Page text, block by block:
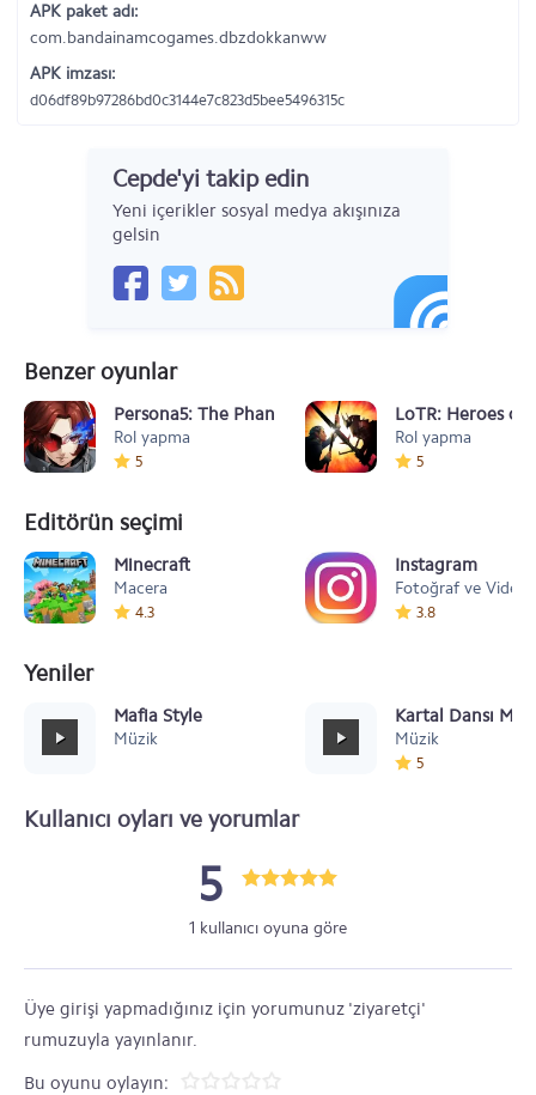
APK paket adı:
com.bandainamcogames.dbzdokkanww
APK imzası:
d06df89b97286bd0c3144e7c823d5bee5496315c
Cepde'yi takip edin
Yeni içerikler sosyal medya akışınıza
gelsin
Benzer oyunlar
Persona5: The Phantom X
Rol yapma
5
LoTR: Heroes
Rol yapma
5
Editörün seçimi
Minecraft
Macera
4.3
Instagram
Fotoğraf ve Video
3.8
Yeniler
Mafia Style
Müzik
Kartal Dansı
Müzik
5
Kullanıcı oyları ve yorumlar
5
1 kullanıcı oyuna göre
Üye girişi yapmadığınız için yorumunuz 'ziyaretçi'
rumuzuyla yayınlanır.
Bu oyunu oylayın: